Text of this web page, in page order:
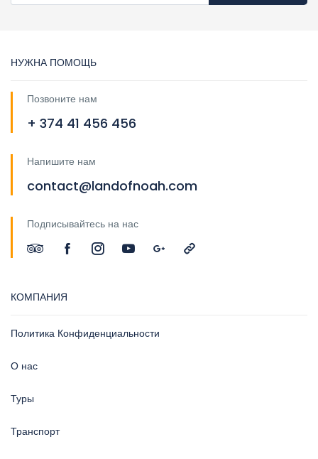
НУЖНА ПОМОЩЬ
Позвоните нам
+ 374 41 456 456
Напишите нам
contact@landofnoah.com
Подписывайтесь на нас
КОМПАНИЯ
Политика Конфиденциальности
О нас
Туры
Транспорт